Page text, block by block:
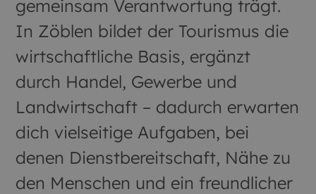
gemeinsam Verantwortung trägt.
In Zöblen bildet der Tourismus die
wirtschaftliche Basis, ergänzt
durch Handel, Gewerbe und
Landwirtschaft – dadurch erwarten
dich vielseitige Aufgaben, bei
denen Dienstbereitschaft, Nähe zu
den Menschen und ein freundlicher